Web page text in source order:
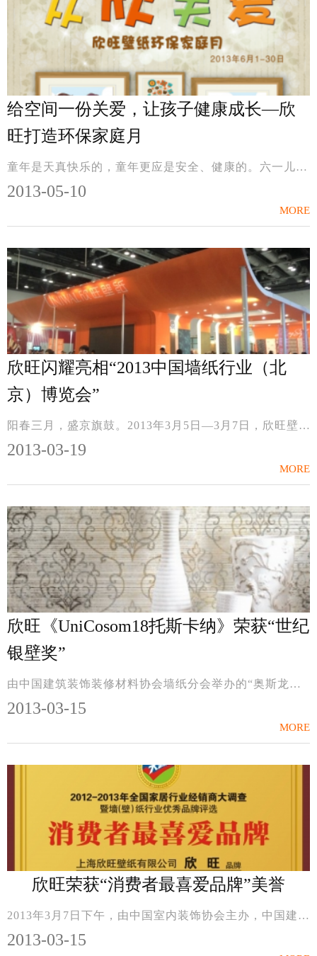
MORE
给空间一份关爱，让孩子健康成长—欣
旺打造环保家庭月
童年是天真快乐的，童年更应是安全、健康的。六一儿童节即将到来，身为父母的您，一定加倍关注自己孩子的健康用品、生活环境问题。那么，我们能为孩子做点什么，以至于...
2013-05-10
MORE
欣旺闪耀亮相“2013中国墙纸行业（北
京）博览会”
阳春三月，盛京旗鼓。2013年3月5日—3月7日，欣旺壁纸集30年精粹，重磅亮相北京“2013中国墙纸行业博览会”。此次博览会上，欣旺壁纸汇集多品牌力量，携旗下Uniwal欣旺...
2013-03-19
MORE
欣旺《UniCosom18托斯卡纳》荣获“世纪
银壁奖”
由中国建筑装饰装修材料协会墙纸分会举办的“奥斯龙杯●2013中国墙纸设计开发大赛”圆满落下帷幕。欣旺壁纸2013年全新版本《UniCosmo18托斯卡纳》中的产品CM18028凭借其...
2013-03-15
欣旺荣获“消费者最喜爱品牌”美誉
2013年3月7日下午，由中国室内装饰协会主办，中国建筑装饰协会支持，慧亚资讯与北京建博会共同承办的2012-2013第三届全国家居行业经销商大调查暨“纸尚美学”杯墙（壁）...
2013-03-15